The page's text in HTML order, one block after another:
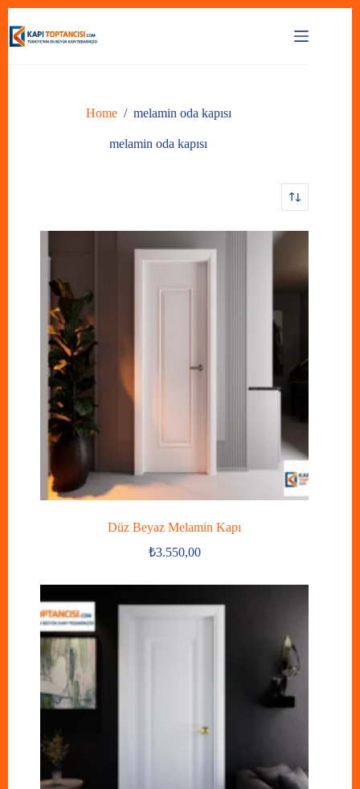
to
content
Home / melamin oda kapısı
melamin oda kapısı
Düz Beyaz Melamin Kapı
₺3.550,00